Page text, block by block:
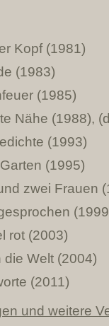
Kopf (1981)
(1983)
(1985)
Nähe (1988),
(1993)
(1995)
zwei Frauen
rot (2003)
die Welt (2004)
(2011)
und weitere